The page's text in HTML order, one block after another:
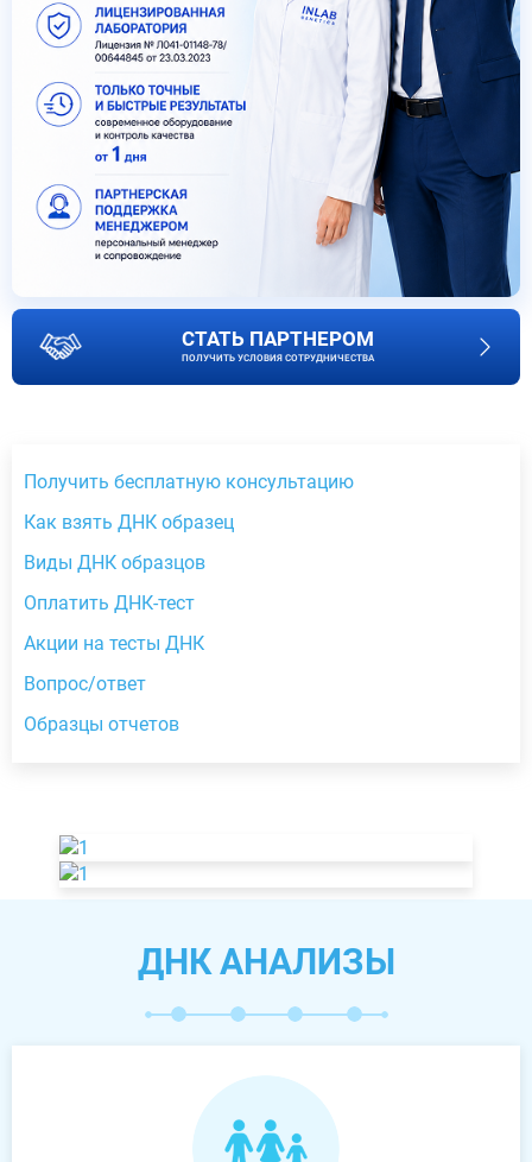
СТАТЬ ПАРТНЕРОМ
ПОЛУЧИТЬ УСЛОВИЯ СОТРУДНИЧЕСТВА
Получить бесплатную консультацию
Как взять ДНК образец
Виды ДНК образцов
Оплатить ДНК-тест
Акции на тесты ДНК
Вопрос/ответ
Образцы отчетов
ДНК АНАЛИЗЫ